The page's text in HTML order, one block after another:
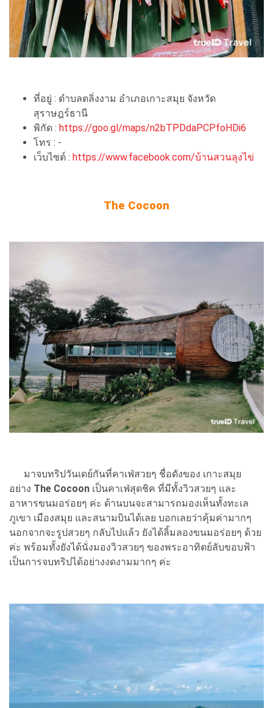
ที่อยู่ : ตำบลตลิ่งงาม อำเภอเกาะสมุย จังหวัด
สุราษฎร์ธานี
พิกัด : https://goo.gl/maps/n2bTPDdaPCPfoHDi6
โทร : -
เว็บไซต์ : https://www.facebook.com/บ้านสวนลุงไข่
The Cocoon
มาจบทริปวันเดย์กันที่คาเฟ่สวยๆ ชื่อดังของ เกาะสมุย
อย่าง The Cocoon เป็นคาเฟ่สุดชิค ที่มีทั้งวิวสวยๆ และ
อาหารขนมอร่อยๆ ค่ะ ด้านบนจะสามารถมองเห็นทั้งทะเล
ภูเขา เมืองสมุย และสนามบินได้เลย บอกเลยว่าคุ้มค่ามากๆ
นอกจากจะรูปสวยๆ กลับไปแล้ว ยังได้ลิ้มลองขนมอร่อยๆ ด้วย
ค่ะ พร้อมทั้งยังได้นั่งมองวิวสวยๆ ของพระอาทิตย์ลับขอบฟ้า
เป็นการจบทริปได้อย่างงดงามมากๆ ค่ะ